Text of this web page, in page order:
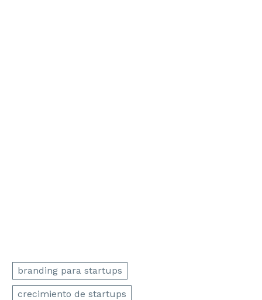
branding para startups
crecimiento de startups